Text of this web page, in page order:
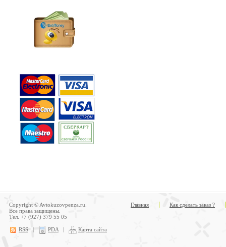
Copyright © Avtokuzovpenza.ru.
Все права защищены.
Тел. +7 (927) 379 55 05
RSS | PDA | Карта сайта
Главная Как сделать заказ ?